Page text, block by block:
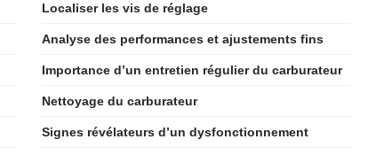
Localiser les vis de réglage
Analyse des performances et ajustements fins
Importance d’un entretien régulier du carburateur
Nettoyage du carburateur
Signes révélateurs d’un dysfonctionnement